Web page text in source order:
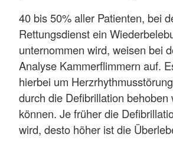
40 bis 50% aller Patienten, bei
Rettungsdienst ein
unternommen wird, weisen bei
Analyse Kammerflimmern auf.
hierbei um
durch die Defibrillation behoben
können. Je früher die
wird, desto höher ist die